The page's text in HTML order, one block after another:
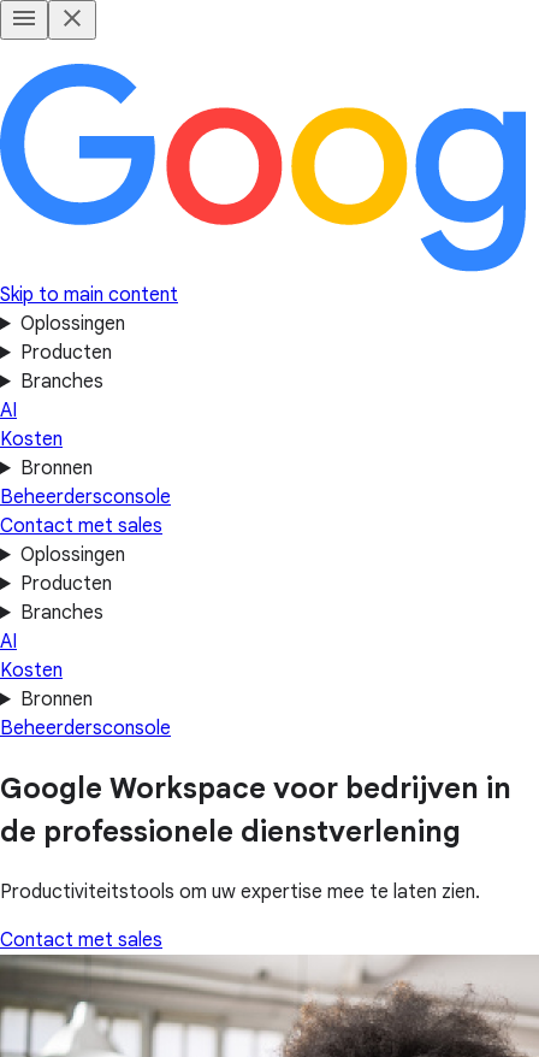
Skip to main content
Oplossingen
Producten
Branches
AI
Kosten
Bronnen
Beheerdersconsole
Contact met sales
Oplossingen
Producten
Branches
AI
Kosten
Bronnen
Beheerdersconsole
Google Workspace voor bedrijven in
de professionele dienstverlening
Productiviteitstools om uw expertise mee te laten zien.
Contact met sales